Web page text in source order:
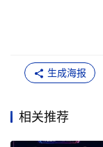
这一速度，恰恰
站在AI算力产业
NAND），到芯片
生成海报
相关推荐